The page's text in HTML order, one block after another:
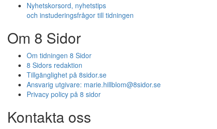
Nyhetskorsord, nyhetstips
och instuderingsfrågor till tidningen
Om 8 Sidor
Om tidningen 8 Sidor
8 Sidors redaktion
Tillgänglighet på 8sidor.se
Ansvarig utgivare: marie.hillblom@8sidor.se
Privacy policy på 8 sidor
Kontakta oss